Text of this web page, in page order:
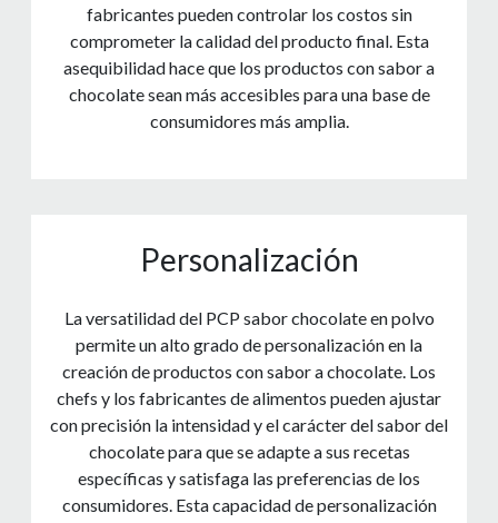
fabricantes pueden controlar los costos sin
comprometer la calidad del producto final. Esta
asequibilidad hace que los productos con sabor a
chocolate sean más accesibles para una base de
consumidores más amplia.
Personalización
La versatilidad del PCP sabor chocolate en polvo
permite un alto grado de personalización en la
creación de productos con sabor a chocolate. Los
chefs y los fabricantes de alimentos pueden ajustar
con precisión la intensidad y el carácter del sabor del
chocolate para que se adapte a sus recetas
específicas y satisfaga las preferencias de los
consumidores. Esta capacidad de personalización